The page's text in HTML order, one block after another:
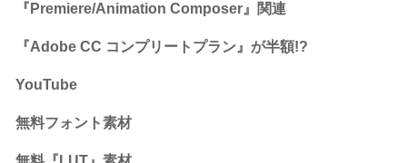
『Premiere/Animation Composer』関連
『Adobe CC コンプリートプラン』が半額!?
YouTube
無料フォント素材